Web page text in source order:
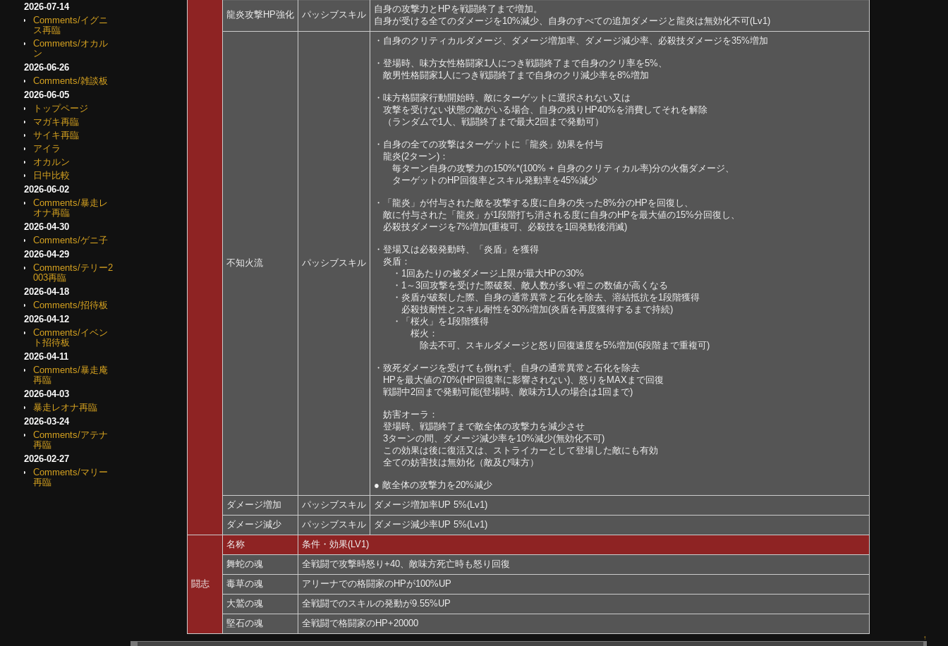
2026-07-14
Comments/イグニ
ス再臨
Comments/オカル
ン
2026-06-26
Comments/雑談板
2026-06-05
トップページ
マガキ再臨
サイキ再臨
アイラ
オカルン
日中比較
2026-06-02
Comments/暴走レ
オナ再臨
2026-04-30
Comments/ゲニ子
2026-04-29
Comments/テリー2
003再臨
2026-04-18
Comments/招待板
2026-04-12
Comments/イベン
ト招待板
2026-04-11
Comments/暴走庵
再臨
2026-04-03
暴走レオナ再臨
2026-03-24
Comments/アテナ
再臨
2026-02-27
Comments/マリー
再臨
龍炎攻撃HP強化 パッシブスキル
自身の攻撃力とHPを戦闘終了まで増加。
自身が受ける全てのダメージを10%減少、自身のすべての追加ダメージと龍炎は無効化不可(Lv1)
不知火流 パッシブスキル
・自身のクリティカルダメージ、ダメージ増加率、ダメージ減少率、必殺技ダメージを35%増加
・登場時、味方女性格闘家1人につき戦闘終了まで自身のクリ率を5%、
敵男性格闘家1人につき戦闘終了まで自身のクリ減少率を8%増加
・味方格闘家行動開始時、敵にターゲットに選択されない又は
攻撃を受けない状態の敵がいる場合、自身の残りHP40%を消費してそれを解除
（ランダムで1人、戦闘終了まで最大2回まで発動可）
・自身の全ての攻撃はターゲットに「龍炎」効果を付与
龍炎(2ターン)：
毎ターン自身の攻撃力の150%*(100% + 自身のクリティカル率)分の火傷ダメージ、
ターゲットのHP回復率とスキル発動率を45%減少
・「龍炎」が付与された敵を攻撃する度に自身の失った8%分のHPを回復し、
敵に付与された「龍炎」が1段階打ち消される度に自身のHPを最大値の15%分回復し、
必殺技ダメージを7%増加(重複可、必殺技を1回発動後消滅)
・登場又は必殺発動時、「炎盾」を獲得
炎盾：
・1回あたりの被ダメージ上限が最大HPの30%
・1～3回攻撃を受けた際破裂、敵人数が多い程この数値が高くなる
・炎盾が破裂した際、自身の通常異常と石化を除去、溶結抵抗を1段階獲得
必殺技耐性とスキル耐性を30%増加(炎盾を再度獲得するまで持続)
・「桜火」を1段階獲得
桜火：
除去不可、スキルダメージと怒り回復速度を5%増加(6段階まで重複可)
・致死ダメージを受けても倒れず、自身の通常異常と石化を除去
HPを最大値の70%(HP回復率に影響されない)、怒りをMAXまで回復
戦闘中2回まで発動可能(登場時、敵味方1人の場合は1回まで)
妨害オーラ：
登場時、戦闘終了まで敵全体の攻撃力を減少させ
3ターンの間、ダメージ減少率を10%減少(無効化不可)
この効果は後に復活又は、ストライカーとして登場した敵にも有効
全ての妨害技は無効化（敵及び味方）
● 敵全体の攻撃力を20%減少
ダメージ増加
パッシブスキル
ダメージ増加率UP 5%(Lv1)
ダメージ減少
パッシブスキル ダメージ減少率UP 5%(Lv1)
闘志
名称
条件・効果(LV1)
舞蛇の魂
全戦闘で攻撃時怒り+40、敵味方死亡時も怒り回復
毒草の魂
アリーナでの格闘家のHPが100%UP
大鷲の魂
全戦闘でのスキルの発動が9.55%UP
堅石の魂
全戦闘で格闘家のHP+20000
↑